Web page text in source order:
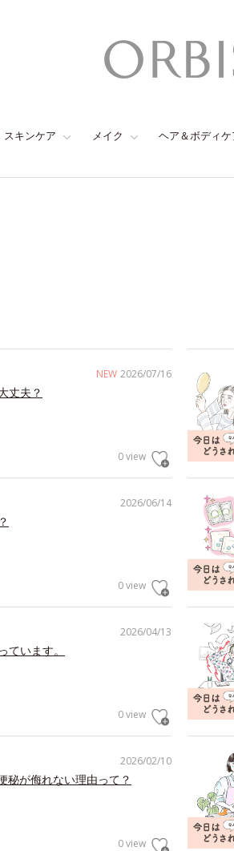
スキンケア メイク ヘア＆ボディケ
NEW 2026/07/16
丈夫？
0 view
2026/06/14
0 view
2026/04/13
います。
0 view
2026/02/10
秘が侮れない理由って？
0 view